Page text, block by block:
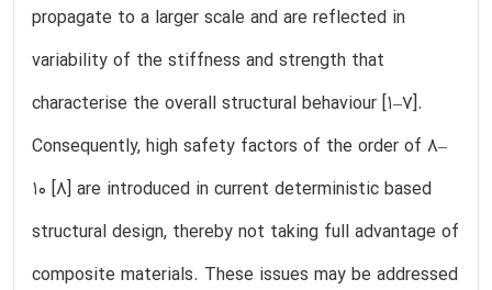
propagate to a larger scale and are reflected in
variability of the stiffness and strength that
characterise the overall structural behaviour [1–7].
Consequently, high safety factors of the order of 8–
10 [8] are introduced in current deterministic based
structural design, thereby not taking full advantage of
composite materials. These issues may be addressed